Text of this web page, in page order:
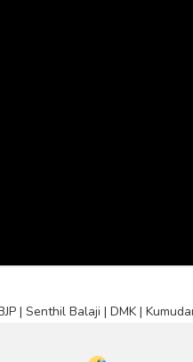
| Senthil Balaji | DMK |